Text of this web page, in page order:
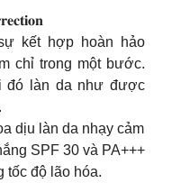
kết hợp hoàn hảo
chỉ trong một bước.
đó làn da như được
dịu làn da nhạy cảm
SPF 30 và PA+++
tốc độ lão hóa.